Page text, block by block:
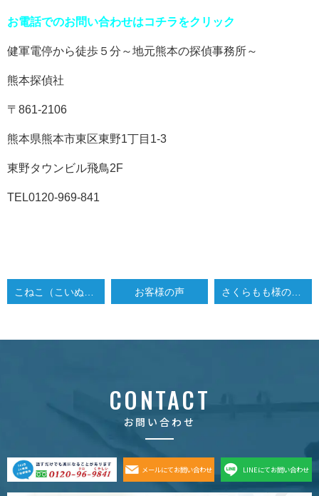
お電話でのお問い合わせはコチラをクリック
健軍電停から徒歩５分～地元熊本の探偵事務所～
熊本探偵社
〒861-2106
熊本県熊本市東区東野1丁目1-3
東野タウンビル飛鳥2F
TEL0120-969-841
お客様の声
CONTACT
お問い合わせ
メールにてお問い合わせ LINEにてお問い合わせ